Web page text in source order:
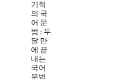
기적
의 국
어 문
법 : 두
달 만
에 끝
내는
국어
문법